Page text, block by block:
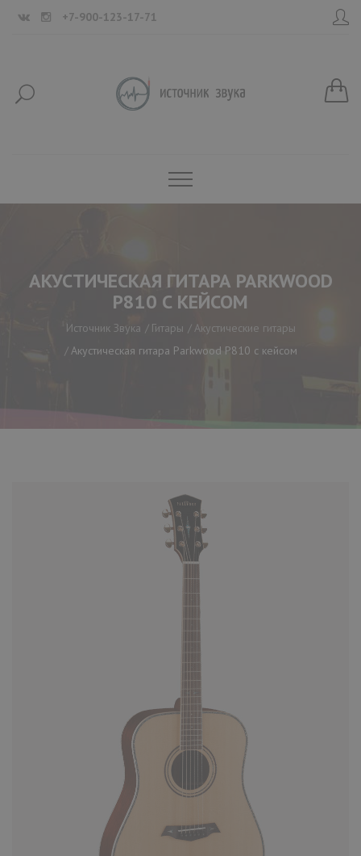
+7-900-123-17-71
АКУСТИЧЕСКАЯ ГИТАРА PARKWOOD
P810 С КЕЙСОМ
Источник Звука Гитары
Акустические гитары
Акустическая гитара Parkwood P810 с кейсом